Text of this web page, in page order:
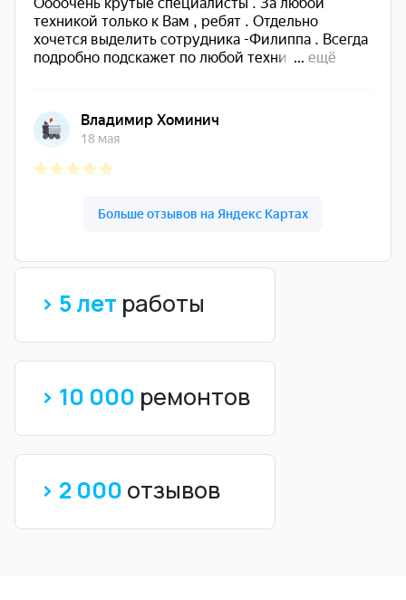
> 5 лет работы
> 10 000 ремонтов
> 2 000 отзывов